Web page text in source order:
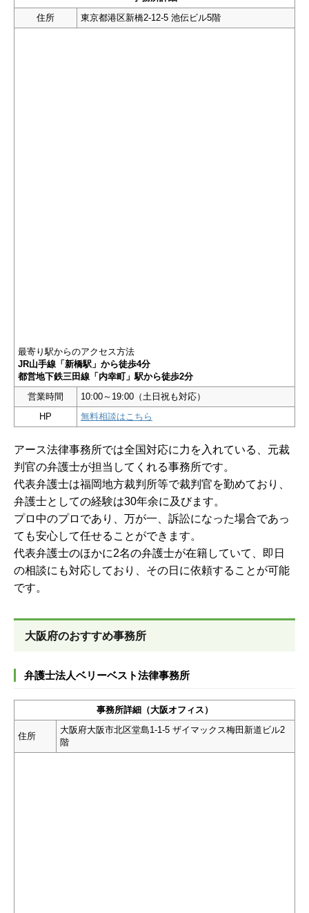
住所
東京都港区新橋2-12-5 池伝ビル5階
最寄り駅からのアクセス方法
JR山手線「新橋駅」から徒歩4分
都営地下鉄三田線「内幸町」駅から徒歩2分
営業時間
10:00～19:00（土日祝も対応）
HP
無料相談はこちら
アース法律事務所では全国対応に力を入れている、元裁
判官の弁護士が担当してくれる事務所です。
代表弁護士は福岡地方裁判所等で裁判官を勤めており、
弁護士としての経験は30年余に及びます。
プロ中のプロであり、万が一、訴訟になった場合であっ
ても安心して任せることができます。
代表弁護士のほかに2名の弁護士が在籍していて、即日
の相談にも対応しており、その日に依頼することが可能
です。
大阪府のおすすめ事務所
弁護士法人ベリーベスト法律事務所
事務所詳細（大阪オフィス）
住所
大阪府大阪市北区堂島1-1-5 ザイマックス梅田新道ビル2
階